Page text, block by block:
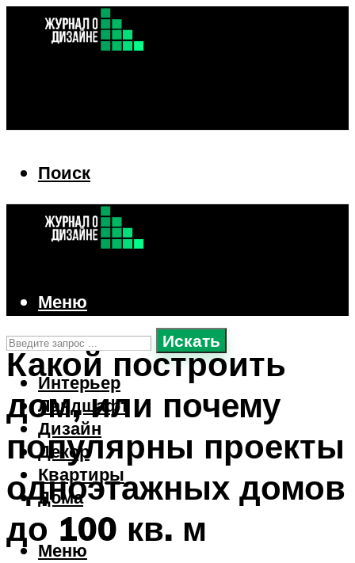
Поиск
Искать
Интерьер
Ландшафт
Дизайн
Декор
Квартиры
Дома
Меню
Меню
Какой построить
дом, или почему
популярны проекты
одноэтажных домов
до 100 кв. м